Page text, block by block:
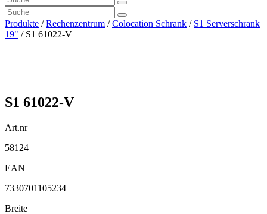
Produkte /Rechenzentrum /Colocation Schrank / S1 Serverschrank
19" / S1 61022-V
S1 61022-V
Art.nr
58124
EAN
7330701105234
Breite